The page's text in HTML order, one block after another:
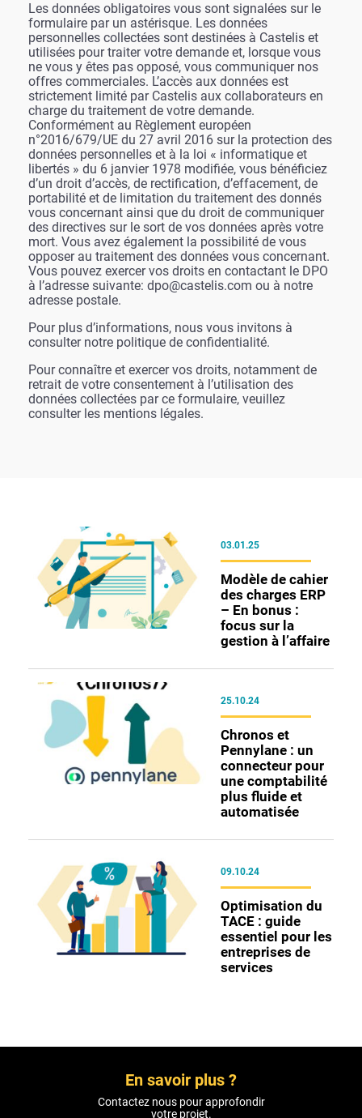
Les données obligatoires vous sont signalées sur le
formulaire par un astérisque. Les données
personnelles collectées sont destinées à Castelis et
utilisées pour traiter votre demande et, lorsque vous
ne vous y êtes pas opposé, vous communiquer nos
offres commerciales. L’accès aux données est
strictement limité par Castelis aux collaborateurs en
charge du traitement de votre demande.
Conformément au Règlement européen
n°2016/679/UE du 27 avril 2016 sur la protection des
données personnelles et à la loi « informatique et
libertés » du 6 janvier 1978 modifiée, vous bénéficiez
d’un droit d’accès, de rectification, d’effacement, de
portabilité et de limitation du traitement des donnés
vous concernant ainsi que du droit de communiquer
des directives sur le sort de vos données après votre
mort. Vous avez également la possibilité de vous
opposer au traitement des données vous concernant.
Vous pouvez exercer vos droits en contactant le DPO
à l’adresse suivante: dpo@castelis.com ou à notre
adresse postale.
Pour plus d’informations, nous vous invitons à
consulter notre politique de confidentialité.
Pour connaître et exercer vos droits, notamment de
retrait de votre consentement à l’utilisation des
données collectées par ce formulaire, veuillez
consulter les mentions légales.
03.01.25
Modèle de cahier
des charges ERP
– En bonus :
focus sur la
gestion à l’affaire
25.10.24
Chronos et
Pennylane : un
connecteur pour
une comptabilité
plus fluide et
automatisée
09.10.24
Optimisation du
TACE : guide
essentiel pour les
entreprises de
services
En savoir plus ?
Contactez nous pour approfondir
votre projet.